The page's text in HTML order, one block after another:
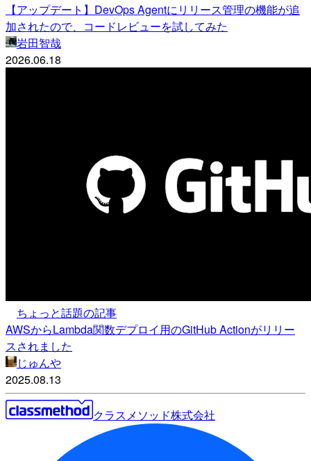
【アップデート】DevOps Agentにリリース管理の機能が追
加されたので、コードレビューを試してみた
岩田智哉
2026.06.18
ちょっと話題の記事
AWSからLambda関数デプロイ用のGitHub Actionがリリー
スされました
じゅんや
2025.08.13
クラスメソッド株式会社